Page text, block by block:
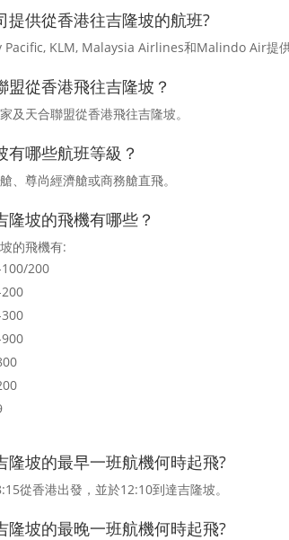
提供從香港往吉隆坡的航班?
KLM, Malaysia Airlines和Malindo Air提供
盟從香港飛往吉隆坡？
及天合聯盟從香港飛往吉隆坡。
有哪些航班等級？
、尊尚經濟艙或商務艙直飛。
隆坡的飛機有哪些？
的飛機有:
200
隆坡的最早一班航機何時起飛?
從香港出發，並於12:10到達吉隆坡。
隆坡的最晚一班航機何時起飛?